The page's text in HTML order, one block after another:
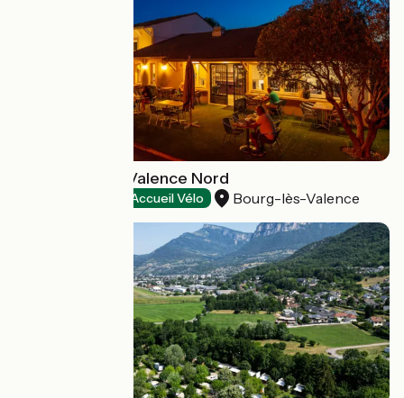
Hôtel Noemys Valence Nord
Accueil Vélo Bourg-lès-Valence